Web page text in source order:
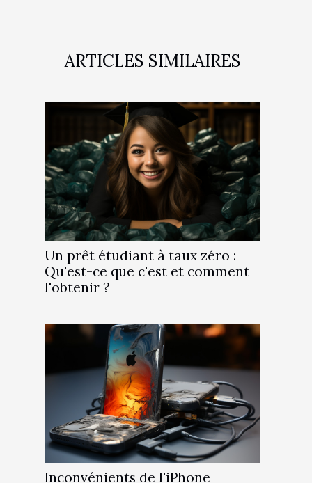
ARTICLES SIMILAIRES
Un prêt étudiant à taux zéro :
Qu'est-ce que c'est et comment
l'obtenir ?
Inconvénients de l'iPhone